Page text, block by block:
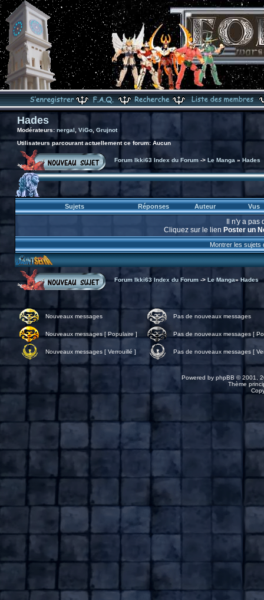
Hades
Modérateurs: nergal ViGo, Grujnot
Utilisateurs parcourant actuellement ce forum: Aucun
Forum Ikki63 Index du Forum-> Le Manga » Hades
Sujets Réponses Auteur Vus
Il n'y a
Cliquez sur le lien Poster un
Montrer les sujets
Forum Ikki63 Index du Forum-> Le Manga» Hades
Nouveaux messages Pas de nouveaux messages
Nouveaux messages [ Populaire ] Pas de nouveaux messages [
Nouveaux messages [ Verrouillé ] Pas de nouveaux messages [
Powered by phpBB © 2001,
Thème